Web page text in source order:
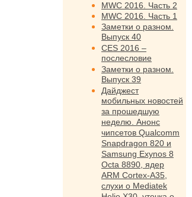
MWC 2016. Часть 2
MWC 2016. Часть 1
Заметки о разном.
Выпуск 40
CES 2016 –
послесловие
Заметки о разном.
Выпуск 39
Дайджест
мобильных новостей
за прошедшую
неделю. Анонс
чипсетов Qualcomm
Snapdragon 820 и
Samsung Exynos 8
Octa 8890, ядер
ARM Cortex-A35,
слухи о Mediatek